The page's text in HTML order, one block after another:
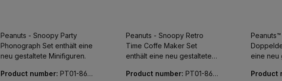
Peanuts - Snoopy Party
Phonograph Set enthält eine
neu gestaltete Minifiguren.
Product number:PT01-8691
Peanuts - Snoopy Retro
Time Coffe Maker Set
enthält eine neu gestaltete
Product number: PT01-8691
Doppeldecker
eine neu
Product